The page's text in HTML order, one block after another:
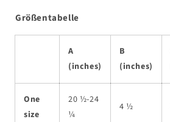
Größentabelle
A
(inches)
B
(inches)
One
size
20 ½-24
¼
4 ½